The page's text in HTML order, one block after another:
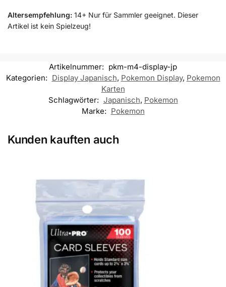
Altersempfehlung: 14+ Nur für Sammler geeignet. Dieser
Artikel ist kein Spielzeug!
Artikelnummer: pkm-m4-display-jp
Kategorien: Display Japanisch, Pokemon Display, Pokemon
Karten
Schlagwörter: Japanisch, Pokemon
Marke: Pokemon
Kunden kauften auch